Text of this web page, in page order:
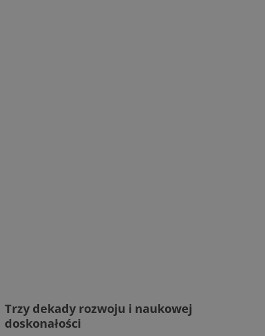
Trzy dekady rozwoju i naukowej
doskonałości